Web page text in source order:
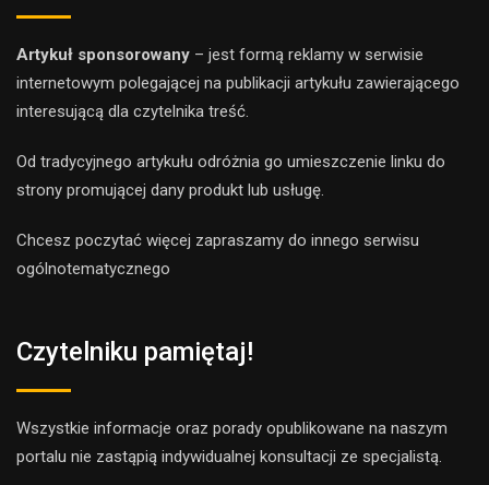
Artykuł sponsorowany – jest formą reklamy w serwisie
internetowym polegającej na publikacji artykułu zawierającego
interesującą dla czytelnika treść.
Od tradycyjnego artykułu odróżnia go umieszczenie linku do
strony promującej dany produkt lub usługę.
Chcesz poczytać więcej zapraszamy do innego serwisu
ogólnotematycznego
Czytelniku pamiętaj!
Wszystkie informacje oraz porady opublikowane na naszym
portalu nie zastąpią indywidualnej konsultacji ze specjalistą.